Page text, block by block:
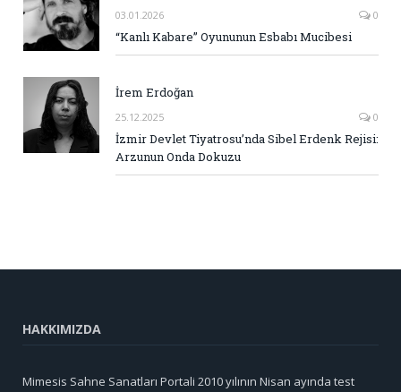
03.01.2026 0
“Kanlı Kabare” Oyununun Esbabı Mucibesi
İrem Erdoğan
25.12.2025 0
İzmir Devlet Tiyatrosu’nda Sibel Erdenk Rejisi:
Arzunun Onda Dokuzu
HAKKIMIZDA
Mimesis Sahne Sanatları Portali 2010 yılının Nisan ayında test